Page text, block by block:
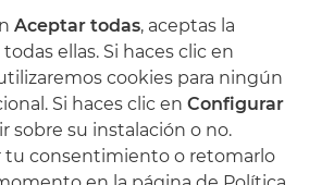
Aceptar todas, aceptas la
ellas. Si haces clic en
cookies para ningún
Si haces clic en Configurar
sobre su instalación o no.
tu consentimiento o retomarlo